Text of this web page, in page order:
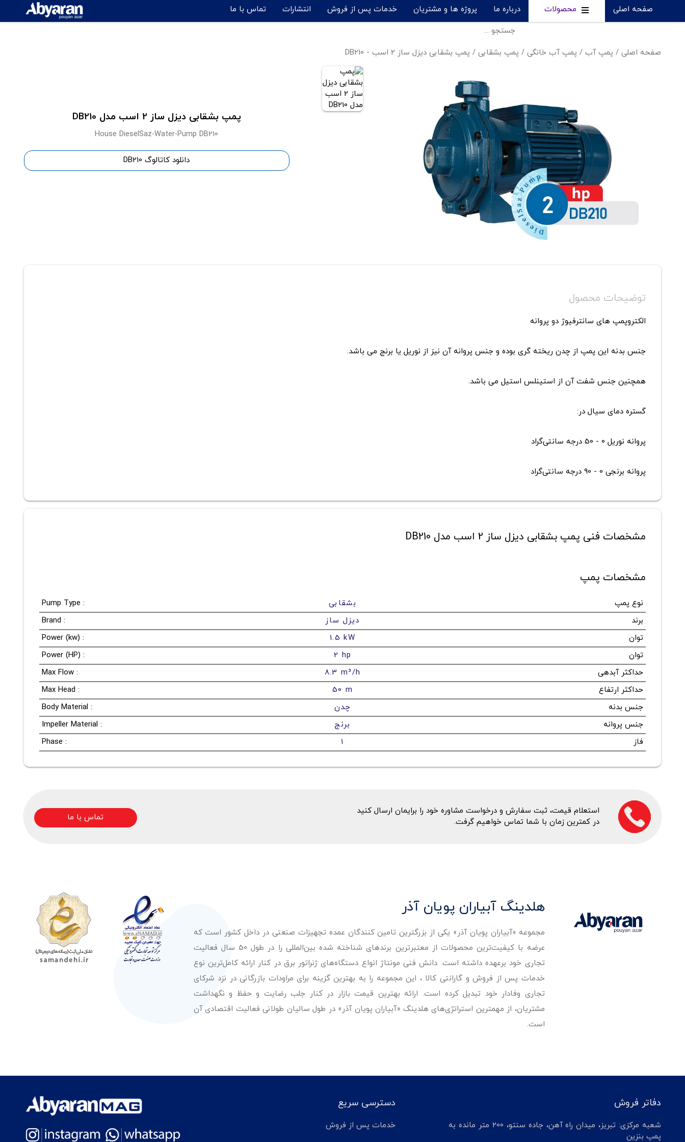
صفحه اصلی محصولات درباره ما پروژه ها و مشتریان خدمات پس از فروش انتشارات تماس با ما
صفحه اصلی / پمپ آب / پمپ آب خانگی / پمپ بشقابی / پمپ بشقابی دیزل ساز 2 اسب - DB210
پمپ بشقابی دیزل ساز 2 اسب مدل DB210
House DieselSaz-Water-Pump DB210
دانلود کاتالوگ DB210
توضیحات محصول
الکتروپمپ های سانترفیوژ دو پروانه
جنس بدنه این پمپ از چدن ریخته گری بوده و جنس پروانه آن نیز از نوریل یا برنج می باشد.
همچنین جنس شفت آن از استینلس استیل می باشد.
گستره دمای سیال در:
پروانه نوریل 0 - 50 درجه سانتی‌گراد
پروانه برنجی 0 - 90 درجه‌ سانتی‌گراد
مشخصات فنی پمپ بشقابی دیزل ساز 2 اسب مدل DB210
مشخصات پمپ
نوع پمپ بشقابی
Pump Type :
برند
دیزل ساز
Brand :
توان
1.5 kW
Power (kw) :
توان
2 hp
Power (HP) :
حداکثر آبدهی
8.3 m³/h
Max Flow :
حداکثر ارتفاع
50 m
Max Head :
جنس بدنه
چدن
Body Material :
جنس پروانه
برنج
Impeller Material :
فاز
1
Phase :
استعلام قیمت، ثبت سفارش و درخواست مشاوره خود را برایمان ارسال کنید
در کمترین زمان با شما تماس خواهیم گرفت.
تماس با ما
هلدینگ آبیاران پویان آذر
مجموعه «آبیاران پویان آذر» یکی از بزرگترین تامین کنندگان عمده تجهیزات صنعتی در داخل کشور است که
عرضه با کیفیت‌ترین محصولات از معتبرترین برندهای شناخته شده بین‌المللی را در طول 50 سال فعالیت
تجاری خود برعهده داشته است. دانش فنی مونتاژ انواع دستگاه‌های ژنراتور برق در کنار ارائه کامل‌ترین نوع
خدمات پس از فروش و گارانتی کالا ، این مجموعه را به بهترین گزینه برای مراودات بازرگانی در نزد شرکای
تجاری وفادار خود تبدیل کرده است. ارائه بهترین قیمت بازار در کنار جلب رضایت و حفظ و نگهداشت
مشتریان، از مهمترین استراتژی‌های هلدینگ «آبیاران پویان آذر» در طول سالیان طولانی فعالیت اقتصادی آن
است.
دفاتر فروش
شعبه مرکزی: تبریز، میدان راه آهن، جاده سنتو، 200 متر مانده به
پمپ بنزین
دسترسی سریع
خدمات پس از فروش